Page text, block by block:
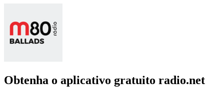
Obtenha o aplicativo gratuito radio.net